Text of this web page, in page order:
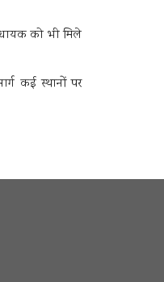
को भी मिले
कई स्थानों पर